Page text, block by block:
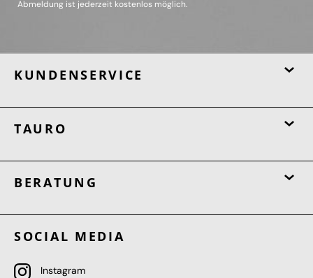
Abmeldung ist jederzeit kostenlos möglich.
KUNDENSERVICE
TAURO
BERATUNG
SOCIAL MEDIA
Instagram